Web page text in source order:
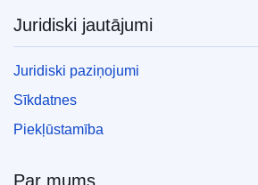
Juridiski jautājumi
Juridiski paziņojumi
Sīkdatnes
Piekļūstamība
Par mums